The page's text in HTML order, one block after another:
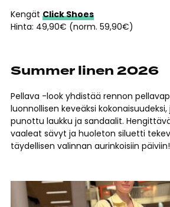
Kengät Click Shoes
Hinta: 49,90€ (norm. 59,90€)
Summer linen 2026
Pellava -look yhdistää rennon
luonnollisen keveäksi
punottu laukku ja sandaalit.
vaaleat sävyt ja huoleton siluetti
täydellisen valinnan aurinkoisiin päiviin!